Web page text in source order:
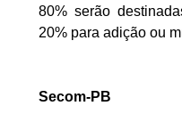
80% serão
20% para adição ou
Secom-PB